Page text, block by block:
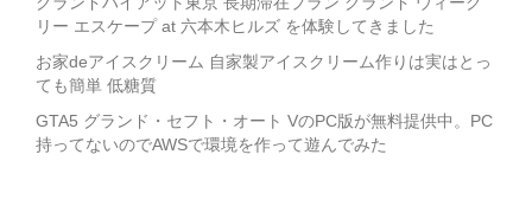
リー エスケープ at 六本木ヒルズ を体験してきました
お家deアイスクリーム 自家製アイスクリーム作りは実はとっ
ても簡単 低糖質
GTA5 グランド・セフト・オート VのPC版が無料提供中。PC
持ってないのでAWSで環境を作って遊んでみた